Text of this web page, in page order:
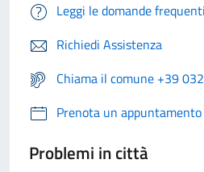
Leggi le domande frequenti
Richiedi Assistenza
Chiama il comune +39
Prenota un appuntamento
Problemi in città